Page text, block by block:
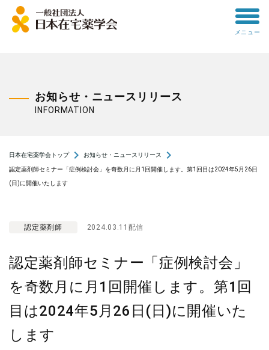
toggle
メニュー
お知らせ・ニュースリリース
INFORMATION
日本在宅薬学会トップnavigate_next お知らせ・ニュースリリース navigate_next
認定薬剤師セミナー「症例検討会」を奇数月に月1回開催します。第1回目は2024年5月26日
(日)に開催いたします
認定薬剤師 2024.03.11配信
認定薬剤師セミナー「症例検討会」
を奇数月に月1回開催します。第1回
目は2024年5月26日(日)に開催いた
します